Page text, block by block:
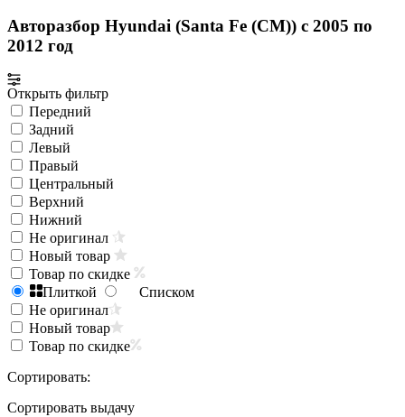
Авторазбор Hyundai (Santa Fe (CM)) с 2005 по
2012 год
Открыть фильтр
Передний
Задний
Левый
Правый
Центральный
Верхний
Нижний
Не оригинал
Новый товар
Товар по скидке
Плиткой
Списком
Не оригинал
Новый товар
Товар по скидке
Сортировать:
Сортировать выдачу